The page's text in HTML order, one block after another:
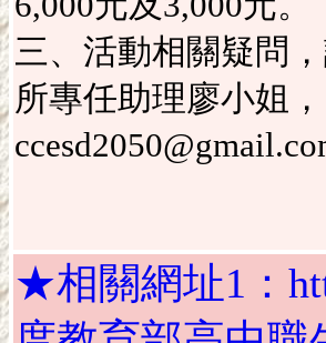
三、活動相關疑問
所專任助理廖小姐
★相關網址1：